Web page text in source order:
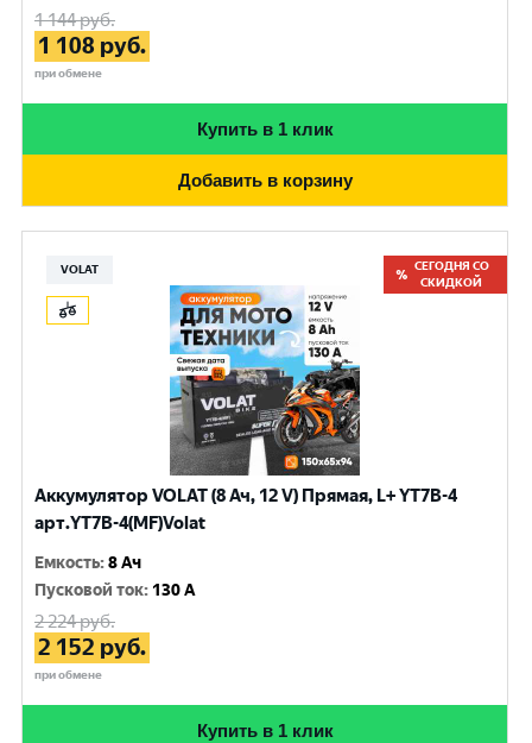
1 144руб.
1 108 руб.
при обмене
Купить в 1 клик
Добавить в корзину
VOLAT
СЕГОДНЯ СО
СКИДКОЙ
Аккумулятор VOLAT (8 Ач, 12 V) Прямая, L+ YT7B-4
арт.YT7B-4(MF)Volat
Емкость:8 Ач
Пусковой ток: 130 A
2 224руб.
2 152 руб.
при обмене
Купить в 1 клик